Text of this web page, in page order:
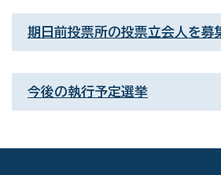
期日前投票所の投票立会人を募
今後の執行予定選挙